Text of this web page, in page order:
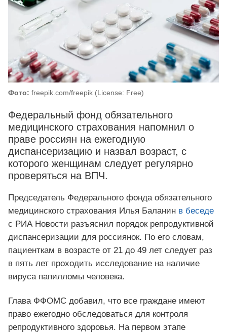
Фото: freepik.com/freepik (License: Free)
Федеральный фонд обязательного
медицинского страхования напомнил о
праве россиян на ежегодную
диспансеризацию и назвал возраст, с
которого женщинам следует регулярно
проверяться на ВПЧ.
Председатель Федерального фонда обязательного
медицинского страхования Илья Баланин в беседе
с РИА Новости разъяснил порядок репродуктивной
диспансеризации для россиянок. По его словам,
пациенткам в возрасте от 21 до 49 лет следует раз
в пять лет проходить исследование на наличие
вируса папилломы человека.
Глава ФФОМС добавил, что все граждане имеют
право ежегодно обследоваться для контроля
репродуктивного здоровья. На первом этапе